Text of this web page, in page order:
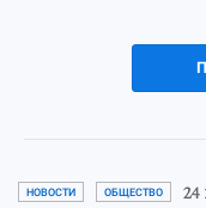
НОВОСТИ ОБЩЕСТВО